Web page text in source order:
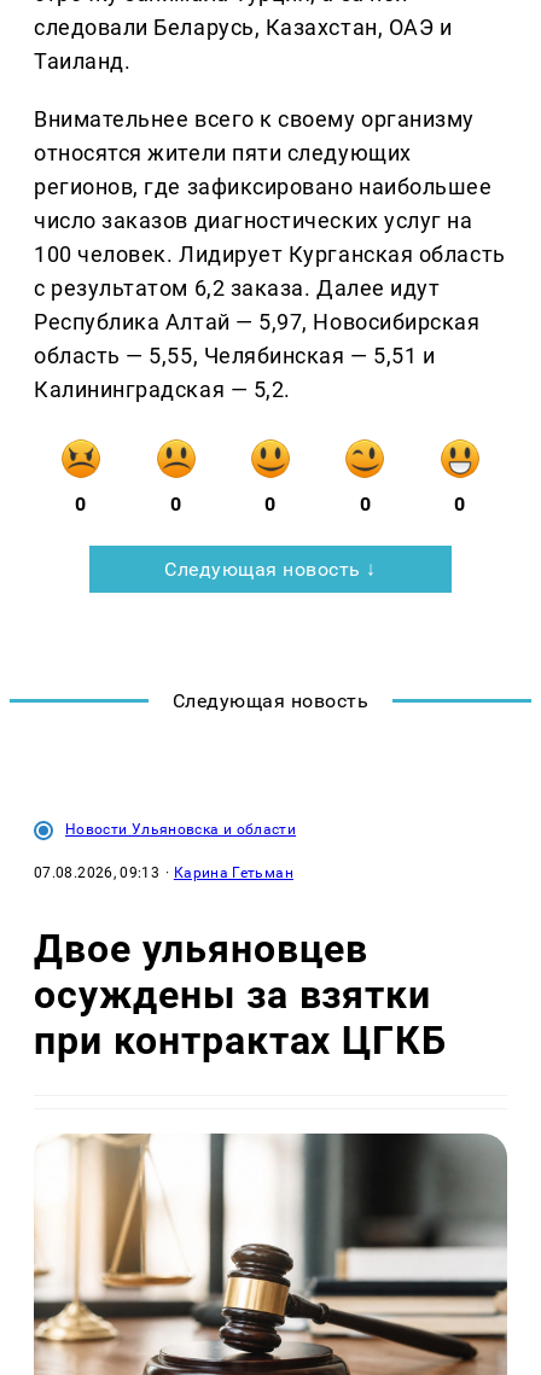
следовали Беларусь, Казахстан, ОАЭ и
Таиланд.
Внимательнее всего к своему организму
относятся жители пяти следующих
регионов, где зафиксировано наибольшее
число заказов диагностических услуг на
100 человек. Лидирует Курганская область
с результатом 6,2 заказа. Далее идут
Республика Алтай — 5,97, Новосибирская
область — 5,55, Челябинская — 5,51 и
Калининградская — 5,2.
0 0 0 0 0
Следующая новость ↓
Следующая новость
Новости Ульяновска и области
07.08.2026, 09:13 · Карина Гетьман
Двое ульяновцев
осуждены за взятки
при контрактах ЦГКБ